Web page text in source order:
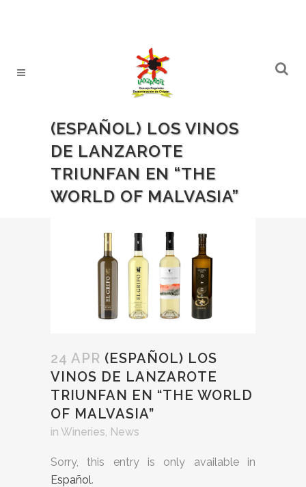
(ESPAÑOL) LOS VINOS
DE LANZAROTE
TRIUNFAN EN “THE
WORLD OF MALVASIA”
24 APR (ESPAÑOL) LOS
VINOS DE LANZAROTE
TRIUNFAN EN “THE WORLD
OF MALVASIA”
in Wineries News
Sorry, this entry is only available in
Español.